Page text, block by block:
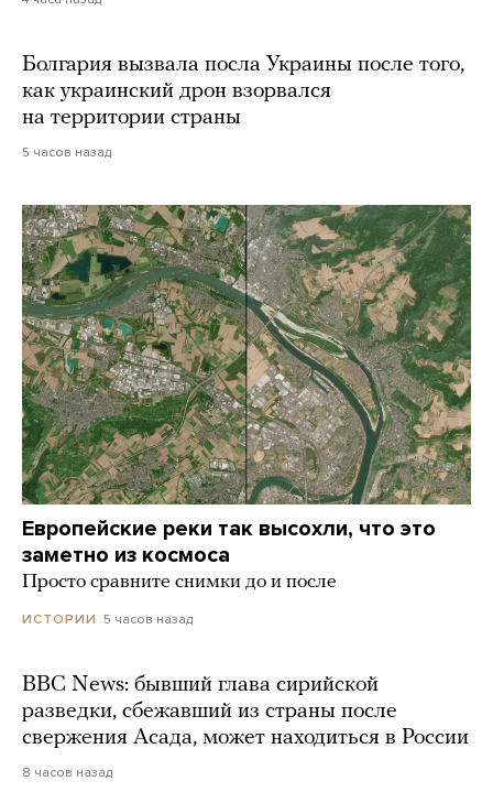
Болгария вызвала посла Украины после того,
как украинский дрон взорвался
на территории страны
5 часов назад
Европейские реки так высохли, что это
заметно из космоса
Просто сравните снимки до и после
ИСТОРИИ 5 часов назад
BBC News: бывший глава сирийской
разведки, сбежавший из страны после
свержения Асада, может находиться в России
8 часов назад